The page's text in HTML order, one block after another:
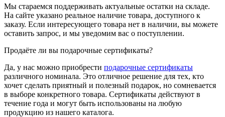
Мы стараемся поддерживать актуальные остатки на складе.
На сайте указано реальное наличие товара, доступного к
заказу. Если интересующего товара нет в наличии, вы можете
оставить запрос, и мы уведомим вас о поступлении.
Продаёте ли вы подарочные сертификаты?
Да, у нас можно приобрести подарочные сертификаты
различного номинала. Это отличное решение для тех, кто
хочет сделать приятный и полезный подарок, но сомневается
в выборе конкретного товара. Сертификаты действуют в
течение года и могут быть использованы на любую
продукцию из нашего каталога.